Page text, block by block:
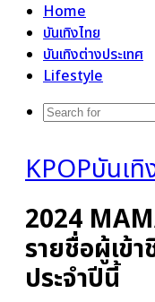
Home
บันเทิงไทย
บันเทิงต่างประเทศ
Lifestyle
KPOPบันเทิ
2024
รายชื่อผู้เข้
ประจำปีนี้